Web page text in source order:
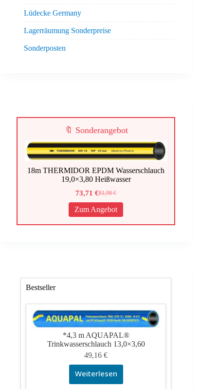
Lüdecke Germany
Lagerräumung Sonderpreise
Sonderposten
🔖 Sonderangebot
18m THERMIDOR EPDM Wasserschlauch
19,0×3,80 Heißwasser
81,90€
Ursprünglicher
Preis
war:
81,90 €
73,71€
Aktueller
Preis
ist:
73,71 €.
Zum Angebot
Bestseller
*4,3 m AQUAPAL®
Trinkwasserschlauch 13,0×3,60
49,16€
Weiterlesen